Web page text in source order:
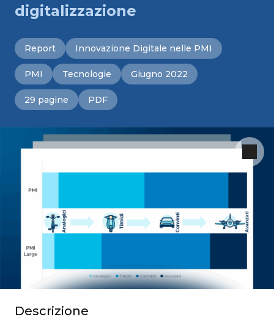
digitalizzazione
Report Innovazione Digitale nelle PMI
PMI Tecnologie Giugno 2022
29 pagine PDF
Descrizione